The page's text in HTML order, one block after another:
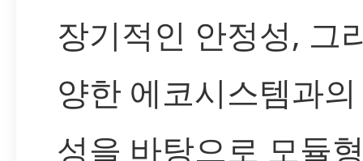
장기적인 안정성, 그
양한 에코시스템과
성을 바탕으로 모듈